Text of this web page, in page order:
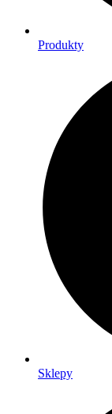
Produkty
Sklepy